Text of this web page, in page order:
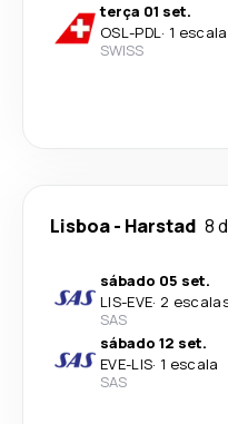
terça 01 set.
OSL-PDL· 1 escala
SWISS
Lisboa- Harstad 8
sábado 05 set.
LIS-EVE· 2
SAS
sábado 12 set.
EVE-LIS· 1 escala
SAS